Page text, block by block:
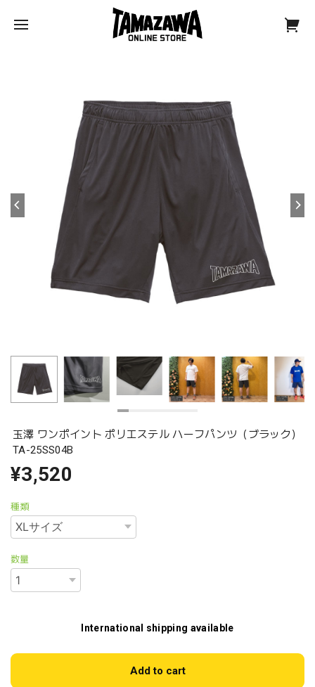
玉澤 ワンポイント ポリエステル ハーフパンツ（ブラック）
TA-25SS04B
¥3,520
種類
数量
International shipping available
Add to cart